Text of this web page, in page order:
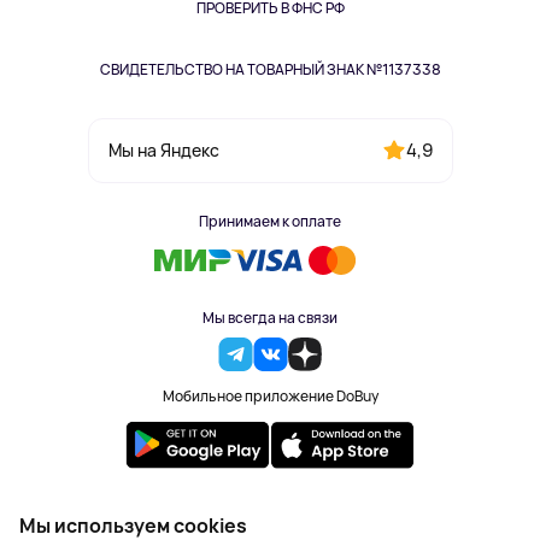
ПРОВЕРИТЬ В ФНС РФ
СВИДЕТЕЛЬСТВО НА ТОВАРНЫЙ ЗНАК №1137338
Мы на Яндекс 4,9
Принимаем к оплате
Мы всегда на связи
Мобильное приложение DoBuy
Одежда и аксессуары
2023-2026 © DoBuy. Все права защищены
Мы используем cookies